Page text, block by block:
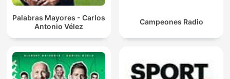
Palabras Mayores - Carlos
Antonio Vélez
Campeones Radio